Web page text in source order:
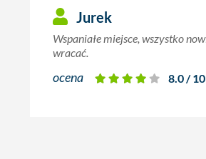
Jurek
Wspaniałe miejsce, wszystko
wracać.
ocena 8.0 / 10